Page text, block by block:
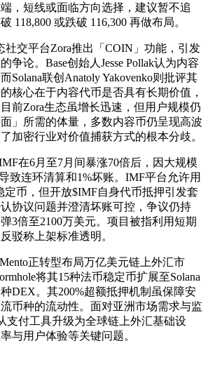
，短线或面临方向选择，建议暂不追
118,800 或跌破 116,300 再做布局。
社交平台Zora推出「COIN」功能，引发
争论。Base创始人Jesse Pollak认为内容
Solana联创Anatoly Yakovenko则批评其
核心在于内容代币是否具有长期价值，
前Zora生态虽增长迅速，但用户规模仍
」所需的体量，多数内容币仍呈现高波
加密行业对价值捕获方式的根本分歧。
在6月至7月间暴涨70倍后，因大规模
致连环清算和1%坏账。IMF平台允许用
定币，但开放$IMF自身代币抵押引发套
协议问题并澄清坏账可控，争议仍持
3倍至2100万美元。项目被指利用短期
驳称上架标准透明。
正转型布局万亿美元链上外汇市
将其15种法币稳定币扩展至Solana
DEX。其200%超额抵押机制虽保障安
币种的流动性。面对亚洲市场需求与监
支付工具升级为全球链上外汇基础设
与用户体验等关键问题。